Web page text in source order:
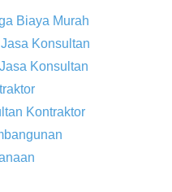
Biaya Murah
Konsultan
Konsultan
Kontraktor